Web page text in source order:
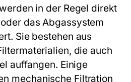
in der Regel direkt
das Abgassystem
Sie bestehen aus
die auch
auffangen. Einige
mechanische Filtration